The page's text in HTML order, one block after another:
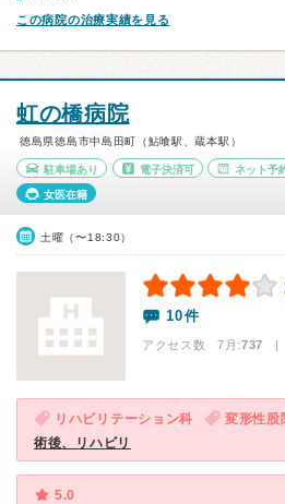
この病院の治療実績を見る
虹の橋病院
徳島県徳島市中島田町（鮎喰駅、蔵本駅）
駐車場あり 電子決済可 ネット予
女医在籍
土曜（〜18:30）
10件
アクセス数 7月:737 |
リハビリテーション科 変形性股
術後、リハビリ
5.0